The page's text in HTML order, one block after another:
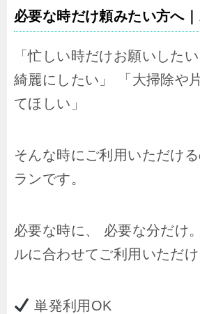
必要な時だけ頼みたい方へ
「忙しい時だけお願いした
綺麗にしたい」 「大掃除や
てほしい」
そんな時にご利用いただけ
ランです。
必要な時に、 必要な分だけ
ルに合わせてご利用いただけ
単発利用OK